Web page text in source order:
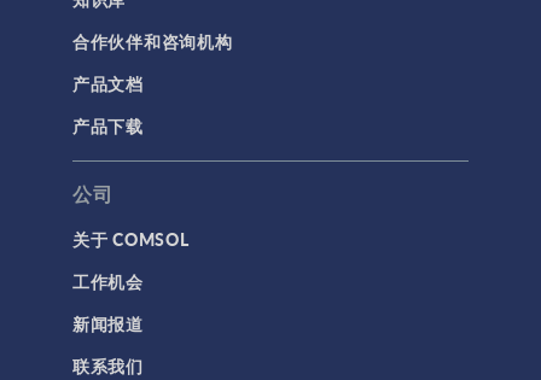
合作伙伴和咨询机构
产品文档
产品下载
公司
关于 COMSOL
工作机会
新闻报道
联系我们